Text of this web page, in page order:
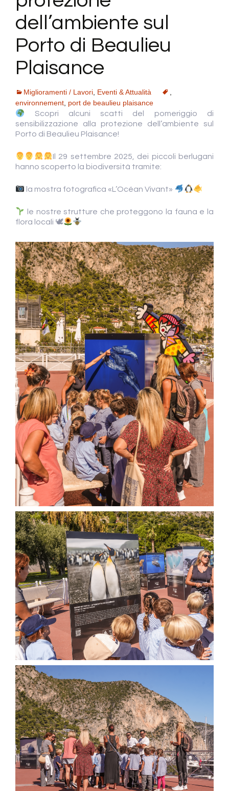
dell’ambiente sul
Porto di Beaulieu
Plaisance
Miglioramenti / Lavori Eventi & Attualità
environnement port de beaulieu plaisance
Scopri alcuni scatti del pomeriggio di
sensibilizzazione alla protezione dell’ambiente sul
Porto di Beaulieu Plaisance!
Il 29 settembre 2025, dei piccoli berlugani
hanno scoperto la biodiversità tramite:
la mostra fotografica «L’Océan Vivant»
le nostre strutture che proteggono la fauna e la
flora locali 🕊